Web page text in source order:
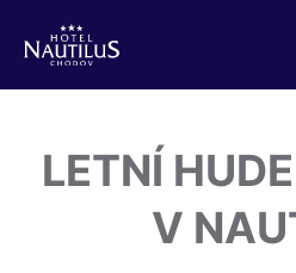
LETNÍ
V